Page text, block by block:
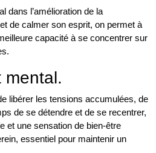
dans l’amélioration de la
de calmer son esprit, on permet à
capacité à se concentrer sur
mental.
libérer les tensions accumulées, de
de se détendre et de se recentrer,
et une sensation de bien-être
essentiel pour maintenir un